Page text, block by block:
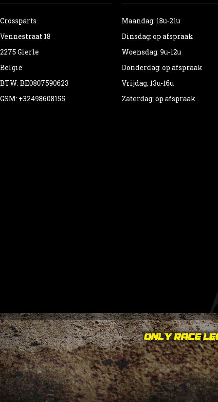
Crossparts
Vennestraat 18
2275 Gierle
België
BTW: BE0807590623
GSM: +32498608155
Maandag: 18u-21u
Dinsdag: op afspraak
Woensdag: 9u-12u
Donderdag: op afspraak
Vrijdag: 13u-16u
Zaterdag: op afspraak